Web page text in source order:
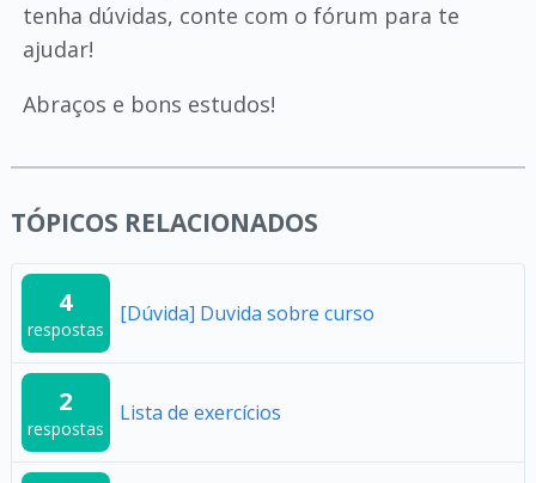
tenha dúvidas, conte com o fórum para te
ajudar!
Abraços e bons estudos!
TÓPICOS RELACIONADOS
4
respostas
[Dúvida] Duvida sobre curso
2
respostas
Lista de exercícios